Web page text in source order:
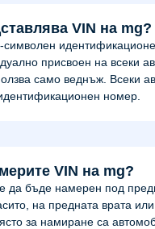
VIN на mg?
символен
присвоен на всеки
само веднъж. Всеки
номер.
VIN на mg?
да бъде намерен под
на предната врата
за намиране са